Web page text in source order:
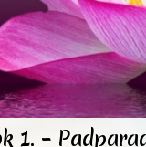
1. –